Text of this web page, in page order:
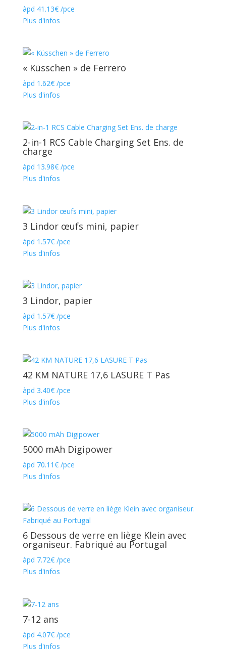
àpd 41.13€/pce
Plus d'infos
« Küsschen » de Ferrero
àpd 1.62€/pce
Plus d'infos
2-in-1 RCS Cable Charging Set Ens. de
charge
àpd 13.98€/pce
Plus d'infos
3 Lindor œufs mini, papier
àpd 1.57€/pce
Plus d'infos
3 Lindor, papier
àpd 1.57€/pce
Plus d'infos
42 KM NATURE 17,6 LASURE T Pas
àpd 3.40€/pce
Plus d'infos
5000 mAh Digipower
àpd 70.11€/pce
Plus d'infos
6 Dessous de verre en liège Klein avec
organiseur. Fabriqué au Portugal
àpd 7.72€/pce
Plus d'infos
7-12 ans
àpd 4.07€/pce
Plus d'infos